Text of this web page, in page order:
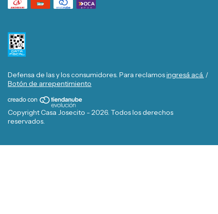
Defensa de las y los consumidores. Para reclamosingresá acá. /
Botón de arrepentimiento
Copyright Casa Josecito - 2026. Todos los derechos
reservados.